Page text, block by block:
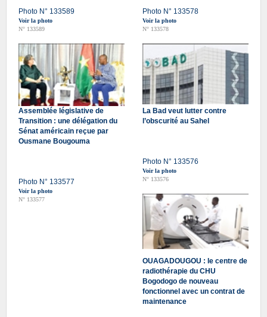
Photo N° 133589
Voir la photo
N° 133589
Photo N° 133578
Voir la photo
N° 133578
Assemblée législative de
Transition : une délégation du
Sénat américain reçue par
Ousmane Bougouma
Photo N° 133577
Voir la photo
N° 133577
La Bad veut lutter contre
l’obscurité au Sahel
Photo N° 133576
Voir la photo
N° 133576
OUAGADOUGOU : le centre de
radiothérapie du CHU
Bogodogo de nouveau
fonctionnel avec un contrat de
maintenance